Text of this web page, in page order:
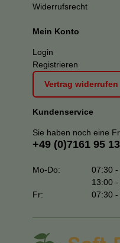
Widerrufsrecht
Mein Konto
Login
Registrieren
Vertrag widerrufen
Kundenservice
Sie haben noch eine
+49 (0)7161 95
Mo-Do:
07:30
13:00
Fr:
07:30